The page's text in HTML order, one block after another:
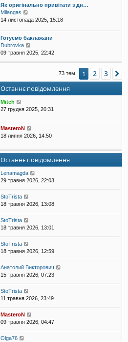
е
л
у
и
о
н
є
і
о
м
л
н
Як оригінально привітати з дн…
Milangas
е
г
л
я
н
о
т
н
є
о
в
і
д
о
е
я
14 листопада 2025, 15:18
Готуємо баклажани
Dubrovka
е
л
я
н
т
о
с
н
є
п
д
л
н
09 травня 2025, 22:42
73 тем 1 2 3
Останнє повідомлення
Mitch
27 грудня 2025, 20:31
MasteroN
18 липня 2026, 14:50
Останнє повідомлення
Lenamagda
29 травня 2026, 22:03
StoTrista
18 травня 2026, 13:08
StoTrista
18 травня 2026, 13:01
StoTrista
18 травня 2026, 12:59
Анатолий Викторович
15 травня 2026, 07:23
StoTrista
11 травня 2026, 23:49
MasteroN
09 травня 2026, 04:47
Olga76